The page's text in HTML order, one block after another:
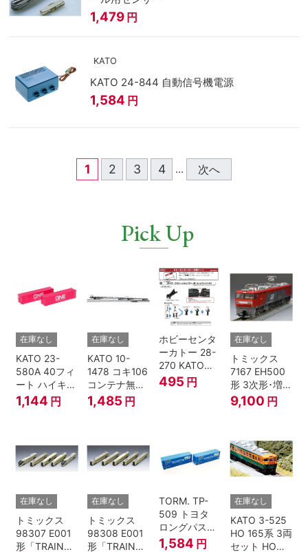
1,479 円
KATO
KATO 24-844 自動信号機電源
1,584 円
1 2 3 4 ... 次へ
Pick Up
在庫なし
KATO 23-
580A 40フィ
ート ハイキュ
ーブコンテナ
ONE マゼンタ
1,144 円
在庫なし
KATO 10-
1478 コキ106
コンテナ無積
載 2両セット
鉄道模型 Nゲ
1,485 円
ホビーセンタ
ーカトー 28-
270 KATOナ
ックルカプラ
ー 黒 センタ
495 円
在庫なし
トミックス
7167 EH500
形 3次形･増備
型
9,100 円
在庫なし
トミックス
98307 E001
形「TRAIN
在庫なし
トミックス
98308 E001
形「TRAIN
TORM. TP-
509 トヨタ
ロングパスエ
クスプレス
1,584 円
在庫なし
KATO 3-525
HO 165系 3両
セット HOゲ